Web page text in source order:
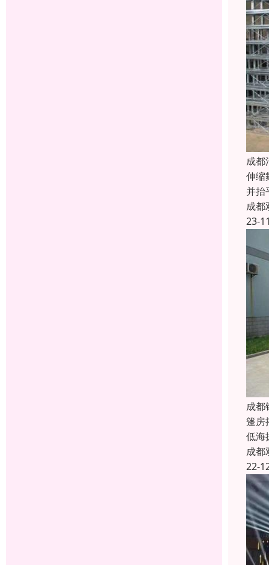
成都
伸缩
并抬
成都
23-
成都
篷房
低海
成都
22-